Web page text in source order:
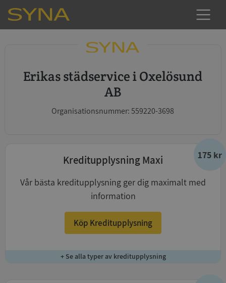
Erikas städservice i Oxelösund
AB
Organisationsnummer: 559220-3698
175 kr
Kreditupplysning Maxi
Vår bästa kreditupplysning ger dig maximalt med
information
Köp Kreditupplysning
+ Se alla typer av kreditupplysning